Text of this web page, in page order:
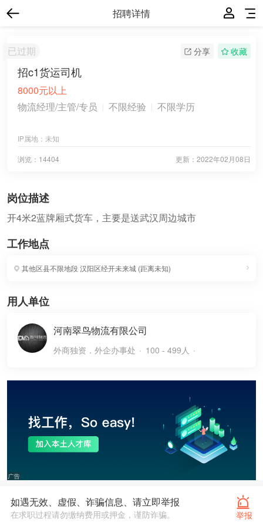
招聘详情
分享 收藏
已过期
招c1货运司机
8000元以上
物流经理/主管/专员
不限经验 不限学历
IP属地： 未知
更新： 2022年02月08日
浏览：14404
岗位描述
开4米2蓝牌厢式货车，主要是送武汉周边城市
工作地点
其他区县不限地段汉阳区经开未来城 (距离未知)
用人单位
河南翠鸟物流有限公司
外商独资．外企办事处 100 - 499人
举报
如遇无效、虚假、诈骗信息、请立即举报
在求职过程请勿缴纳费用或押金，谨防诈骗。